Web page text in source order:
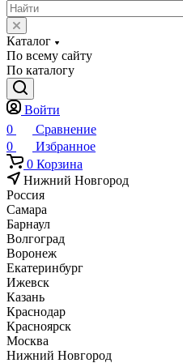
Каталог
По всему сайту
По каталогу
Войти
0
Сравнение
0
Избранное
0 Корзина
Нижний Новгород
Россия
Самара
Барнаул
Волгоград
Воронеж
Екатеринбург
Ижевск
Казань
Краснодар
Красноярск
Москва
Нижний Новгород